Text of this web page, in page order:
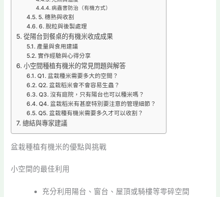
病蟲害防治（有機方式）
5. 穗熟與收割
6. 脫粒與後製處理
從陽台到餐桌的有機米收成成果
產量與食用建議
實作經驗與心得分享
小空間種植有機米的常見問題與解答
Q1. 盆栽種米需要多大的空間？
Q2. 盆栽稻米會不會容易生蟲？
Q3. 沒有庭院，只有陽台也可以種米嗎？
Q4. 盆栽稻米有甚麼特別要注意的管理細節？
Q5. 盆栽種有機米需要多久才可以收割？
總結與專家建議
盆栽種植有機米的優點與挑戰
小空間的最佳利用
充分利用陽台、窗台、屋頂或騎樓等零碎空間